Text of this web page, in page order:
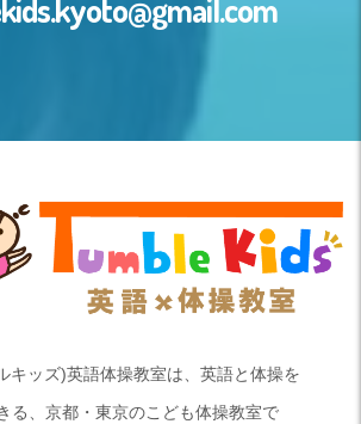
キッズ)英語体操教室は、英語と体操を
る、京都・東京のこども体操教室で